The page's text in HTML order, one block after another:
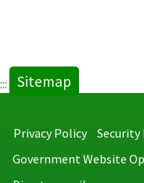
::: Sitemap
Privacy Policy
Security
Government Website